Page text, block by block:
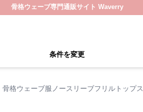
骨格ウェーブ専門通販サイト Waverry
条件を変更
骨格ウェーブ服ノースリーブフリルトップス